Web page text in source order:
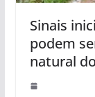
Sinais
podem
natural